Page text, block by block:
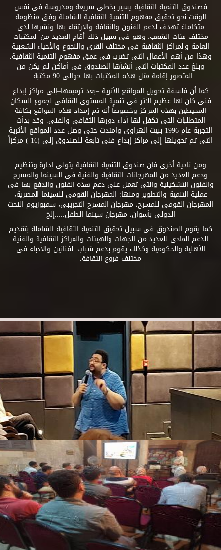
فصندوق التنمية الثقافية يسير بخطى سريعة ومدروسة فى نفس
الوقت نحو تحقيق مفهوم التنمية الثقافية الشاملة وفق منظومة
متكاملة تهدف لدعم الفنون والثقافة والارتقاء بها ونشرها لدى
مختلف فئات الشعب. وهو فى سبيل ذلك أقام العديد من المكتبات
العامة والمراكز الثقافية فى مختلف القرى والنجوع والأحياء الشعبية
وهذا من أهم الأعمال التى تضرب فى عمق مفهوم التنمية الثقافية.
وبلغ عدد المكتبات التى أنشأها الصندوق فى أماكن لم يكن من
المتصور إقامة مثل هذه المكتبات بها حوالى 90 مكتبة .
كما أن فلسفة تحويل المواقع الأثرية –بعد ترميمها–إلى مراكز إبداع
فنى كان لها عظيم الأثر فى تنمية المستوى الثقافى لجموع السكان
المحيطين بهذه المراكز وخصوصاً أنه تم إمداد هذه المواقع بكافة
المتطلبات التى تكفل لها أداء دورها الثقافى والفنى. وقد بدأت
التجربة عام 1996 ببيت الهراوى وامتدت حتى وصل عدد المواقع الأثرية
التى تم تحويلها إلى مراكز إبداع فنى تابعة للصندوق إلى (16 ) مركزاً
.. .
ومن ناحية أخرى فإن صندوق التنمية الثقافية يتولى إدارة وتنظيم
ودعم العديد من المهرجانات الثقافية والفنية فى السينما والمسرح
والفنون التشكيلية والتى تعمل على دعم هذه الفنون والدفع بها فى
عملية التنمية والتطوير ومنها: المهرجان القومى للسينما المصرية،
المهرجان القومى للمسرح، مهرجان المسرح التجريبى، سمبوزيوم النحت
الدولى بأسوان، مهرجان سينما الطفل.....إلخ
كما يقوم الصندوق فى سبيل تحقيق التنمية الثقافية الشاملة بتقديم
الدعم المادى للعديد من الجهات والهيئات والمراكز الثقافية والفنية
الأهلية والحكومية وكذلك يقوم بدعم شباب الفنانين والأدباء فى
مختلف فروع الثقافة.